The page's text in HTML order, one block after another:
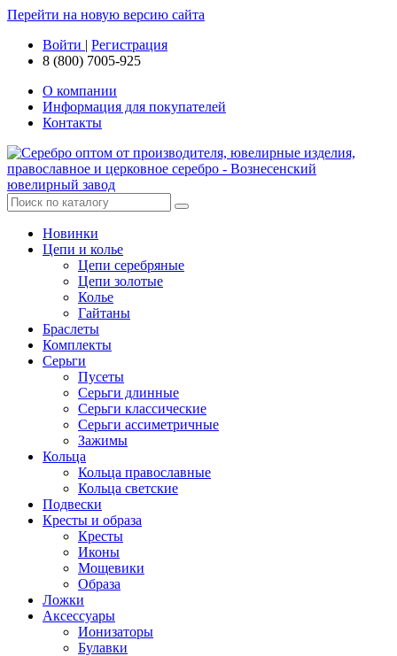
Перейти на новую версию сайта
Войти | Регистрация
8 (800) 7005-925
О компании
Информация для покупателей
Контакты
Новинки
Цепи и колье
Цепи серебряные
Цепи золотые
Колье
Гайтаны
Браслеты
Комплекты
Серьги
Пусеты
Серьги длинные
Серьги классические
Серьги ассиметричные
Зажимы
Кольца
Кольца православные
Кольца светские
Подвески
Кресты и образа
Кресты
Иконы
Мощевики
Образа
Ложки
Аксессуары
Ионизаторы
Булавки